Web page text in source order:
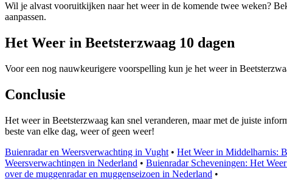
Wil je alvast vooruitkijken naar het weer in de komende twee weken?
aanpassen.
Het Weer in Beetsterzwaag 10 dagen
Voor een nog nauwkeurigere voorspelling kun je het weer in
Conclusie
Het weer in Beetsterzwaag kan snel veranderen, maar met de juiste
beste van elke dag, weer of geen weer!
Buienradar en Weersverwachting in Vught • Het Weer in Middelharnis:
Weersverwachtingen in Nederland • Buienradar Scheveningen: Het
over de muggenradar en muggenseizoen in Nederland •